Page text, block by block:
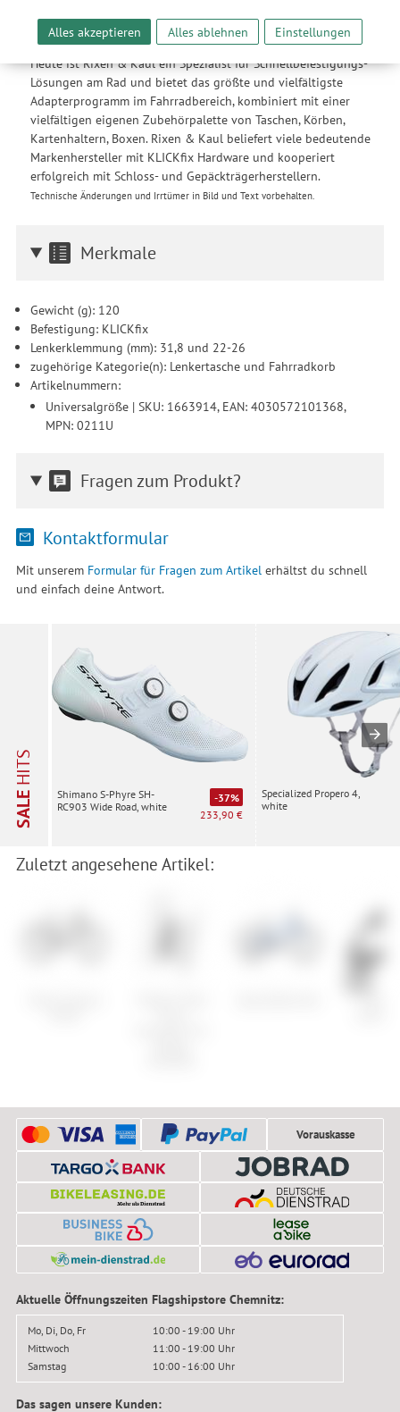
Werbeanzeigen für Sie bereitzustellen sowie Funktionalitäten
unserer Website sicherzustellen und stetig zu verbessern. Dabei
werden Ihre Daten auch an Drittanbieter und Werbepartner
weitergegeben. Die Verarbeitung erfolgt ausschließlich zum
Zwecke der Einbindung von Streaming-Inhalten und der
Durchführung von statistischer Analyse, Reichweitenmessungen,
Produktempfehlungen und nutzungsbasierter Werbung.
Informationen zu den einzelnen Funktionen, den Drittanbietern
und der Speicherdauer finden Sie unter Einstellungen. Diese
Einwilligung ist freiwillig, für die Nutzung unserer Website nicht
Drittanbieter erteilen und jederzeit für die Zukunft widerrufen.
Alles akzeptieren Alles ablehnen Einstellungen
folgten.
Heute ist Rixen & Kaul ein Spezialist für Schnellbefestigungs-
Lösungen am Rad und bietet das größte und vielfältigste
Adapterprogramm im Fahrradbereich, kombiniert mit einer
vielfältigen eigenen Zubehörpalette von Taschen, Körben,
Kartenhaltern, Boxen. Rixen & Kaul beliefert viele bedeutende
Markenhersteller mit KLICKfix Hardware und kooperiert
erfolgreich mit Schloss- und Gepäckträgerherstellern.
Technische Änderungen und Irrtümer in Bild und Text vorbehalten.
Merkmale
Gewicht (g): 120
Befestigung: KLICKfix
Lenkerklemmung (mm): 31,8 und 22-26
zugehörige Kategorie(n): Lenkertasche und Fahrradkorb
Artikelnummern:
Universalgröße | SKU: 1663914, EAN: 4030572101368,
MPN: 0211U
Fragen zum Produkt?
Kontaktformular
Mit unserem Formular für Fragen zum Artikelerhältst du schnell
und einfach deine Antwort.
SALE
HITS
Shimano S-Phyre SH-
RC903 Wide Road, white
-37%
233,90 €
Specialized Propero 4,
white
Zuletzt angesehene Artikel:
Vorauskasse
Aktuelle Öffnungszeiten Flagshipstore Chemnitz:
Mo, Di, Do, Fr
10:00 - 19:00 Uhr
Mittwoch
11:00 - 19:00 Uhr
Samstag
10:00 - 16:00 Uhr
Das sagen unsere Kunden: